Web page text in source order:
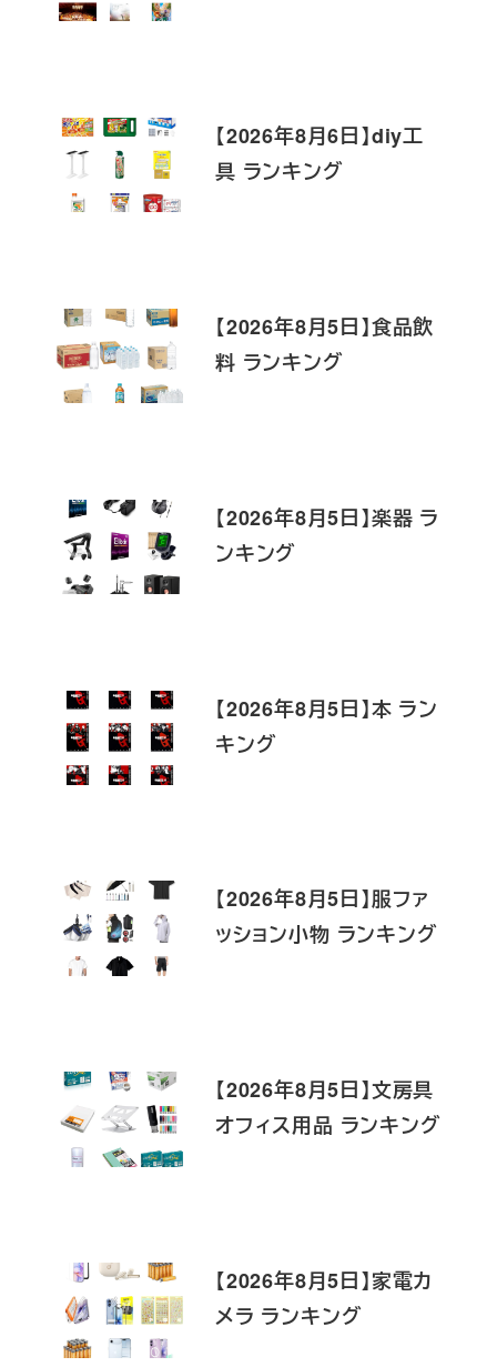
【2026年8月6日】diy工
具 ランキング
【2026年8月5日】食品飲
料 ランキング
【2026年8月5日】楽器 ラ
ンキング
【2026年8月5日】本 ラン
キング
【2026年8月5日】服ファ
ッション小物 ランキング
【2026年8月5日】文房具
オフィス用品 ランキング
【2026年8月5日】家電カ
メラ ランキング